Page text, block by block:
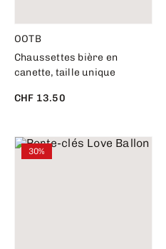
OOTB
Chaussettes bière en
canette, taille unique
CHF 13.50
30%